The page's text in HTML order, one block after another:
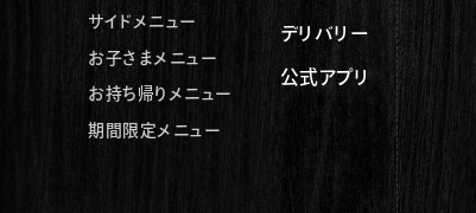
サイドメニュー
お子さまメニュー
お持ち帰りメニュー
期間限定メニュー
デリバリー
公式アプリ